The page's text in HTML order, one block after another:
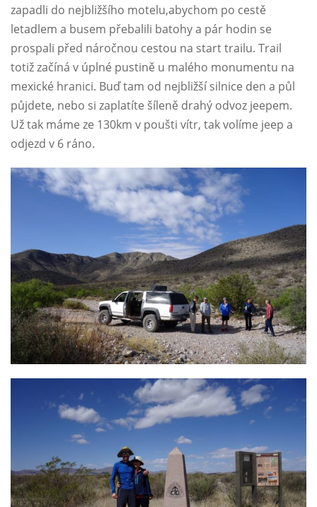
zapadli do nejbližšího motelu,abychom po cestě
letadlem a busem přebalili batohy a pár hodin se
prospali před náročnou cestou na start trailu. Trail
totiž začíná v úplné pustině u malého monumentu na
mexické hranici. Buď tam od nejbližší silnice den a půl
půjdete, nebo si zaplatíte šíleně drahý odvoz jeepem.
Už tak máme ze 130km v poušti vítr, tak volíme jeep a
odjezd v 6 ráno.